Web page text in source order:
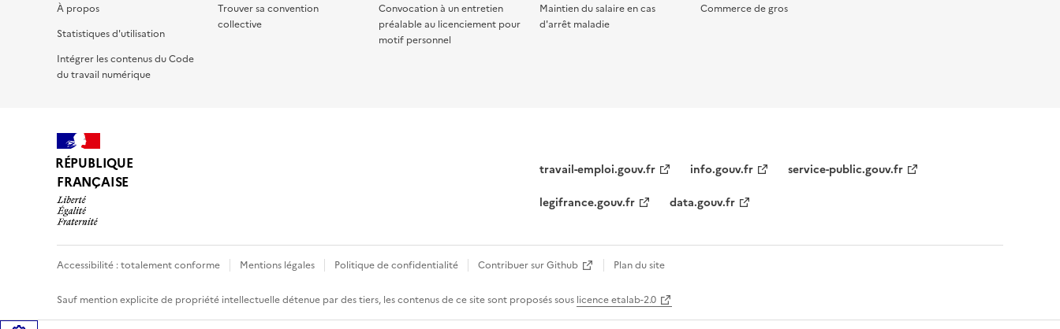
À propos
Statistiques d'utilisation
Intégrer les contenus du Code
du travail numérique
Trouver sa convention
collective
Convocation à un entretien
préalable au licenciement pour
motif personnel
Maintien du salaire en cas
d'arrêt maladie
Commerce de gros
RÉPUBLIQUE
FRANÇAISE
travail-emploi.gouv.fr info.gouv.fr
service-public.gouv.fr
legifrance.gouv.fr
data.gouv.fr
Accessibilité : totalement conforme Mentions légales Politique de confidentialité Contribuer sur Github Plan du site
Sauf mention explicite de propriété intellectuelle détenue par des tiers, les contenus de ce site sont proposés sous licence etalab-2.0